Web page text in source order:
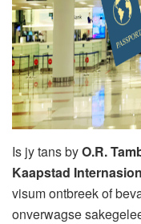
Is jy tans byO.R.
Kaapstad
visum ontbreek of
onverwagse